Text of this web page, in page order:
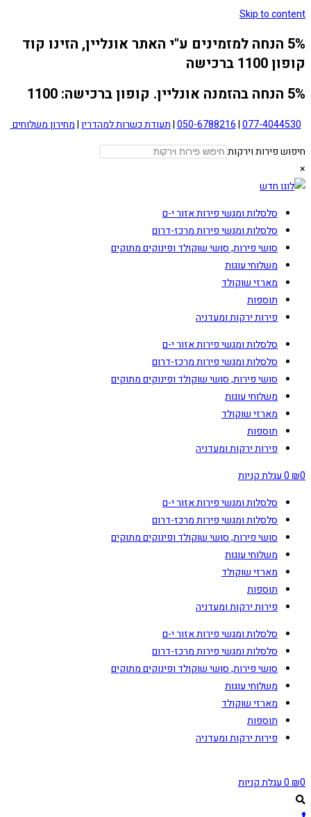
Skip to content
5% הנחה למזמינים ע"י האתר אונליין, הזינו קוד
קופון 1100 ברכישה
5% הנחה בהזמנה אונליין. קופון ברכישה: 1100
077-4044530
|
050-6788216
|תעודת כשרות למהדרין|מחירון משלוחים
חיפוש פירות וירקות
×
סלסלות ומגשי פירות אזור י-ם
סלסלות ומגשי פירות מרכז-דרום
סושי פירות, סושי שוקולד ופינוקים מתוקים
משלוחי עוגות
מארזי שוקולד
תוספות
פירות ירקות ומעדניה
סלסלות ומגשי פירות אזור י-ם
סלסלות ומגשי פירות מרכז-דרום
סושי פירות, סושי שוקולד ופינוקים מתוקים
משלוחי עוגות
מארזי שוקולד
תוספות
פירות ירקות ומעדניה
₪0
0עגלת קניות
סלסלות ומגשי פירות אזור י-ם
סלסלות ומגשי פירות מרכז-דרום
סושי פירות, סושי שוקולד ופינוקים מתוקים
משלוחי עוגות
מארזי שוקולד
תוספות
פירות ירקות ומעדניה
סלסלות ומגשי פירות אזור י-ם
סלסלות ומגשי פירות מרכז-דרום
סושי פירות, סושי שוקולד ופינוקים מתוקים
משלוחי עוגות
מארזי שוקולד
תוספות
פירות ירקות ומעדניה
₪0
0עגלת קניות